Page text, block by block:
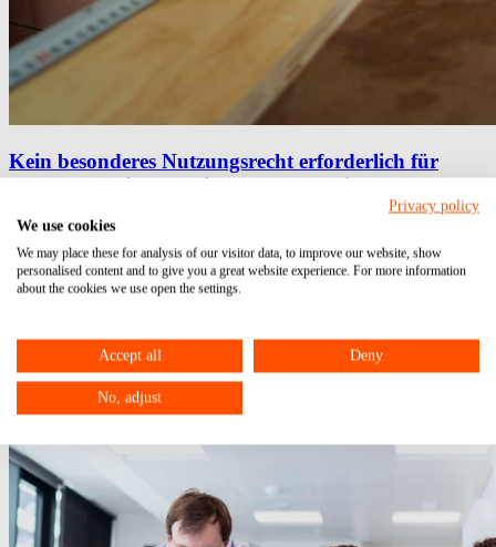
Kein besonderes Nutzungsrecht erforderlich für
Steuerermäßigung bei Handwerkerleistungen
21.09.2023
Steuerermäßigung HandwerkerleistungenEinkommensteuererkl.
Privacy policy
We use cookies
We may place these for analysis of our visitor data, to improve our website, show
personalised content and to give you a great website experience. For more information
about the cookies we use open the settings.
Accept all Deny
No, adjust